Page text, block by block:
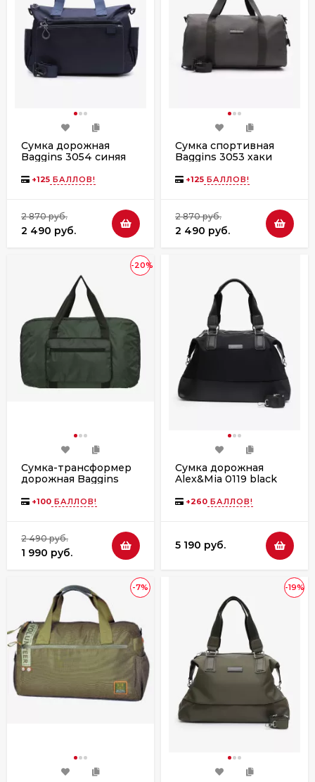
Сумка дорожная
Baggins 3054 синяя
+125 БАЛЛОВ!
2 870 руб.
2 490 руб.
Сумка спортивная
Baggins 3053 хаки
+125 БАЛЛОВ!
2 870 руб.
2 490 руб.
-20%
Сумка-трансформер
дорожная Baggins
+100 БАЛЛОВ!
2 490 руб.
1 990 руб.
Сумка дорожная
Alex&Mia 0119 black
+260 БАЛЛОВ!
5 190 руб.
-7% -19%